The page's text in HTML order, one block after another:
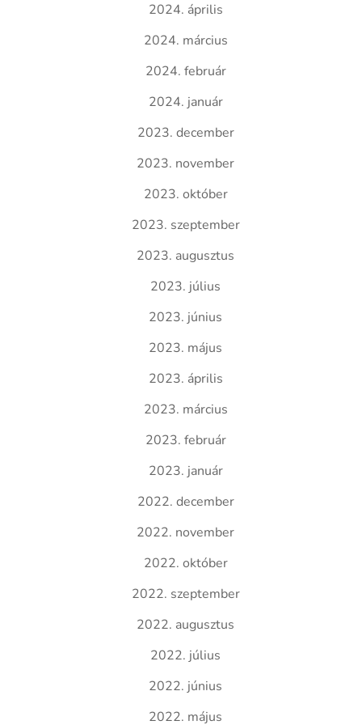
2024. április
2024. március
2024. február
2024. január
2023. december
2023. november
2023. október
2023. szeptember
2023. augusztus
2023. július
2023. június
2023. május
2023. április
2023. március
2023. február
2023. január
2022. december
2022. november
2022. október
2022. szeptember
2022. augusztus
2022. július
2022. június
2022. május